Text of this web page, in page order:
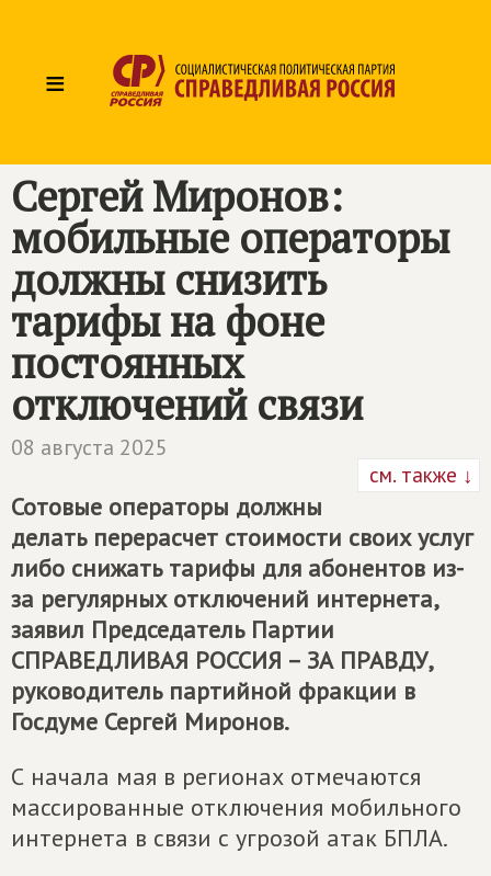
≡
Сергей Миронов:
мобильные операторы
должны снизить
тарифы на фоне
постоянных
отключений связи
08 августа 2025
см. также ↓
Сотовые операторы должны
делать перерасчет стоимости своих услуг
либо снижать тарифы для абонентов из-
за регулярных отключений интернета,
заявил Председатель Партии
СПРАВЕДЛИВАЯ РОССИЯ – ЗА ПРАВДУ,
руководитель партийной фракции в
Госдуме Сергей Миронов.
С начала мая в регионах отмечаются
массированные отключения мобильного
интернета в связи с угрозой атак БПЛА.